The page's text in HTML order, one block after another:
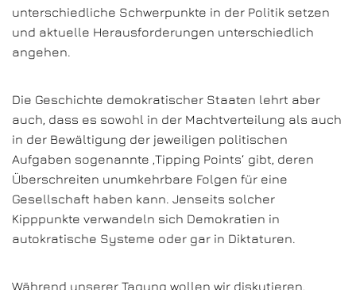
unterschiedliche Schwerpunkte in der Politik setzen
und aktuelle Herausforderungen unterschiedlich
angehen.
Die Geschichte demokratischer Staaten lehrt aber
auch, dass es sowohl in der Machtverteilung als auch
in der Bewältigung der jeweiligen politischen
Aufgaben sogenannte ‚Tipping Points‘ gibt, deren
Überschreiten unumkehrbare Folgen für eine
Gesellschaft haben kann. Jenseits solcher
Kipppunkte verwandeln sich Demokratien in
autokratische Systeme oder gar in Diktaturen.
Während unserer Tagung wollen wir diskutieren,